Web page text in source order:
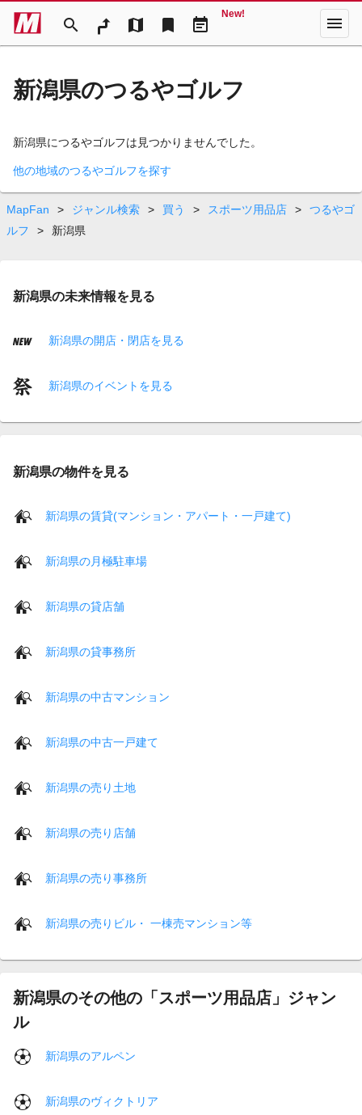
search map bookmark event_note
New! menu
新潟県のつるやゴルフ
新潟県につるやゴルフは見つかりませんでした。
他の地域のつるやゴルフを探す
MapFan > ジャンル検索 > 買う > スポーツ用品店 >
つるやゴ
ルフ
> 新潟県
新潟県の未来情報を見る
新潟県の開店・閉店を見る
新潟県のイベントを見る
新潟県の物件を見る
新潟県の賃貸(マンション・アパート・一戸建て)
新潟県の月極駐車場
新潟県の貸店舗
新潟県の貸事務所
新潟県の中古マンション
新潟県の中古一戸建て
新潟県の売り土地
新潟県の売り店舗
新潟県の売り事務所
新潟県の売りビル・ 一棟売マンション等
新潟県のその他の「スポーツ用品店」ジャン
ル
新潟県のアルペン
新潟県のヴィクトリア